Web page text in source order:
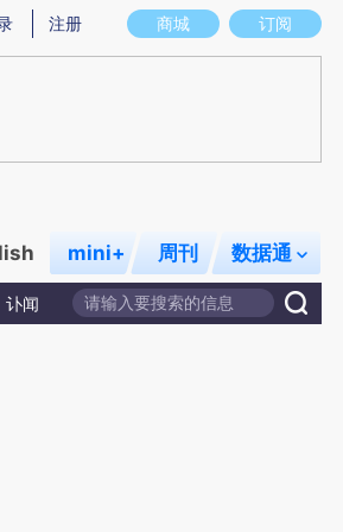
图存在偏差。不代表财新观点和立场。推荐点击
商城 订阅
注册
mini+ 周刊 数据通
讣闻